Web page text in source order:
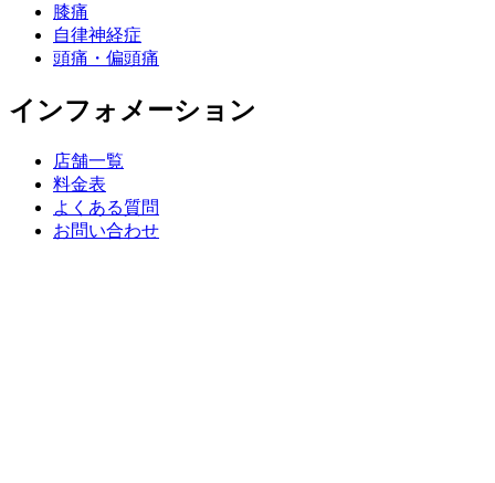
膝痛
自律神経症
頭痛・偏頭痛
インフォメーション
店舗一覧
料金表
よくある質問
お問い合わせ